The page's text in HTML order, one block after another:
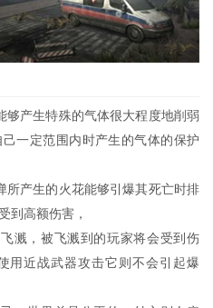
产生特殊的气体很大程度地削弱
一定范围内时产生的气体的保护
产生的火花能够引爆其死亡时排
到高额伤害，
溅，被飞溅到的玩家将会受到伤
用近战武器攻击它则不会引起爆